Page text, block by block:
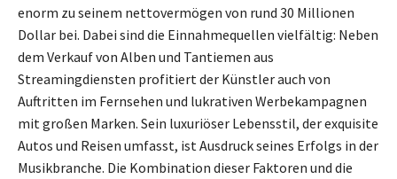
enorm zu seinem nettovermögen von rund 30 Millionen
Dollar bei. Dabei sind die Einnahmequellen vielfältig: Neben
dem Verkauf von Alben und Tantiemen aus
Streamingdiensten profitiert der Künstler auch von
Auftritten im Fernsehen und lukrativen Werbekampagnen
mit großen Marken. Sein luxuriöser Lebensstil, der exquisite
Autos und Reisen umfasst, ist Ausdruck seines Erfolgs in der
Musikbranche. Die Kombination dieser Faktoren und die